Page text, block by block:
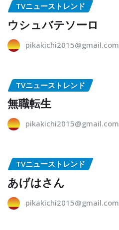
TVニューストレンド
ウシュバテソーロ
pikakichi2015@gmail.com
TVニューストレンド
無職転生
pikakichi2015@gmail.com
TVニューストレンド
あげはさん
pikakichi2015@gmail.com